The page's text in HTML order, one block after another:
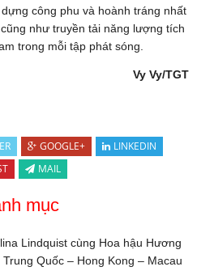
công phu và hoành tráng nhất
như truyền tải năng lượng tích
trong mỗi tập phát sóng.
Vy Vy/TGT
GOOGLE+
LINKEDIN
MAIL
mục
Lindquist cùng Hoa hậu Hương
Quốc – Hong Kong – Macau